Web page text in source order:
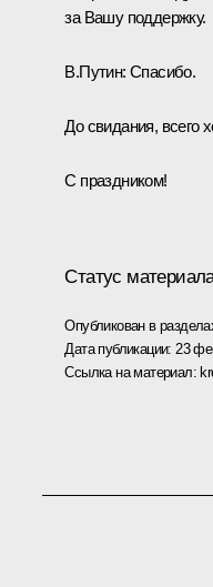
за Вашу поддержку.
В.Путин: Спасибо.
До свидания, всего
С праздником!
Статус
Опубликован в
Дата публикации: 23
Ссылка на материал: